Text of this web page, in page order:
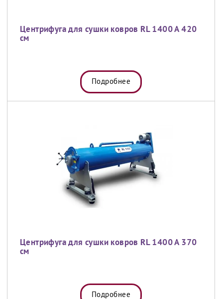
Центрифуга для сушки ковров RL 1400 A 420
см
Подробнее
Центрифуга для сушки ковров RL 1400 A 370
см
Подробнее